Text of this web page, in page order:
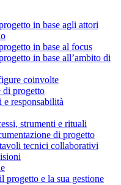
in base agli attori
in base al focus
in base all’ambito di
coinvolte
di progetto
responsabilità
strumenti e rituali
di progetto
tecnici collaborativi
progetto e la sua gestione